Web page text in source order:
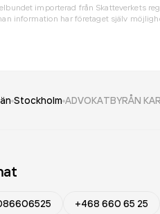
importerad från Skatteverkets
information har företaget själv
Stockholm ADVOKATBYRÅN
+468 660 65 25